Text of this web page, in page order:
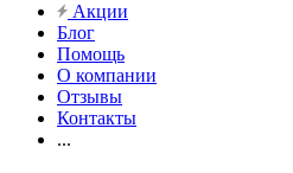
Акции
Блог
Помощь
О компании
Отзывы
Контакты
...